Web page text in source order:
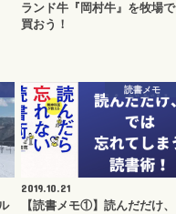
ランド牛『岡村牛』を牧場で
買おう！
読書メモ
2019.10.21
【読書メモ①】読んだだけ、